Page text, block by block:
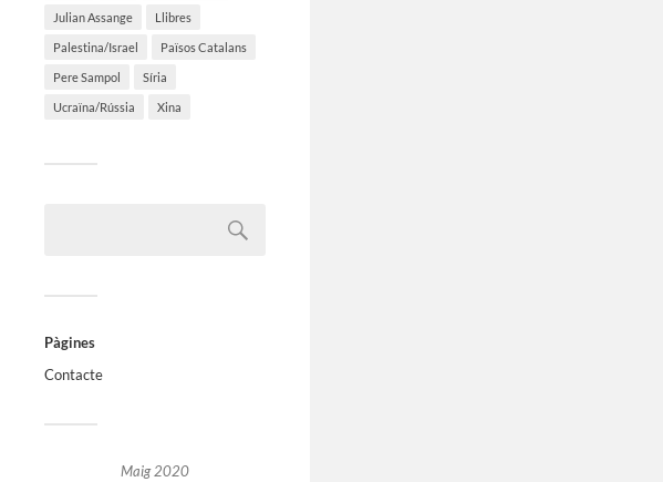
Julian Assange Llibres
Palestina/Israel Països Catalans
Pere Sampol Síria
Ucraïna/Rússia Xina
Pàgines
Contacte
Maig 2020